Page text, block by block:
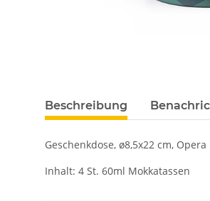
Beschreibung
Geschenkdose, ø8,5x22 cm, Opera
Inhalt: 4 St. 60ml Mokkatassen